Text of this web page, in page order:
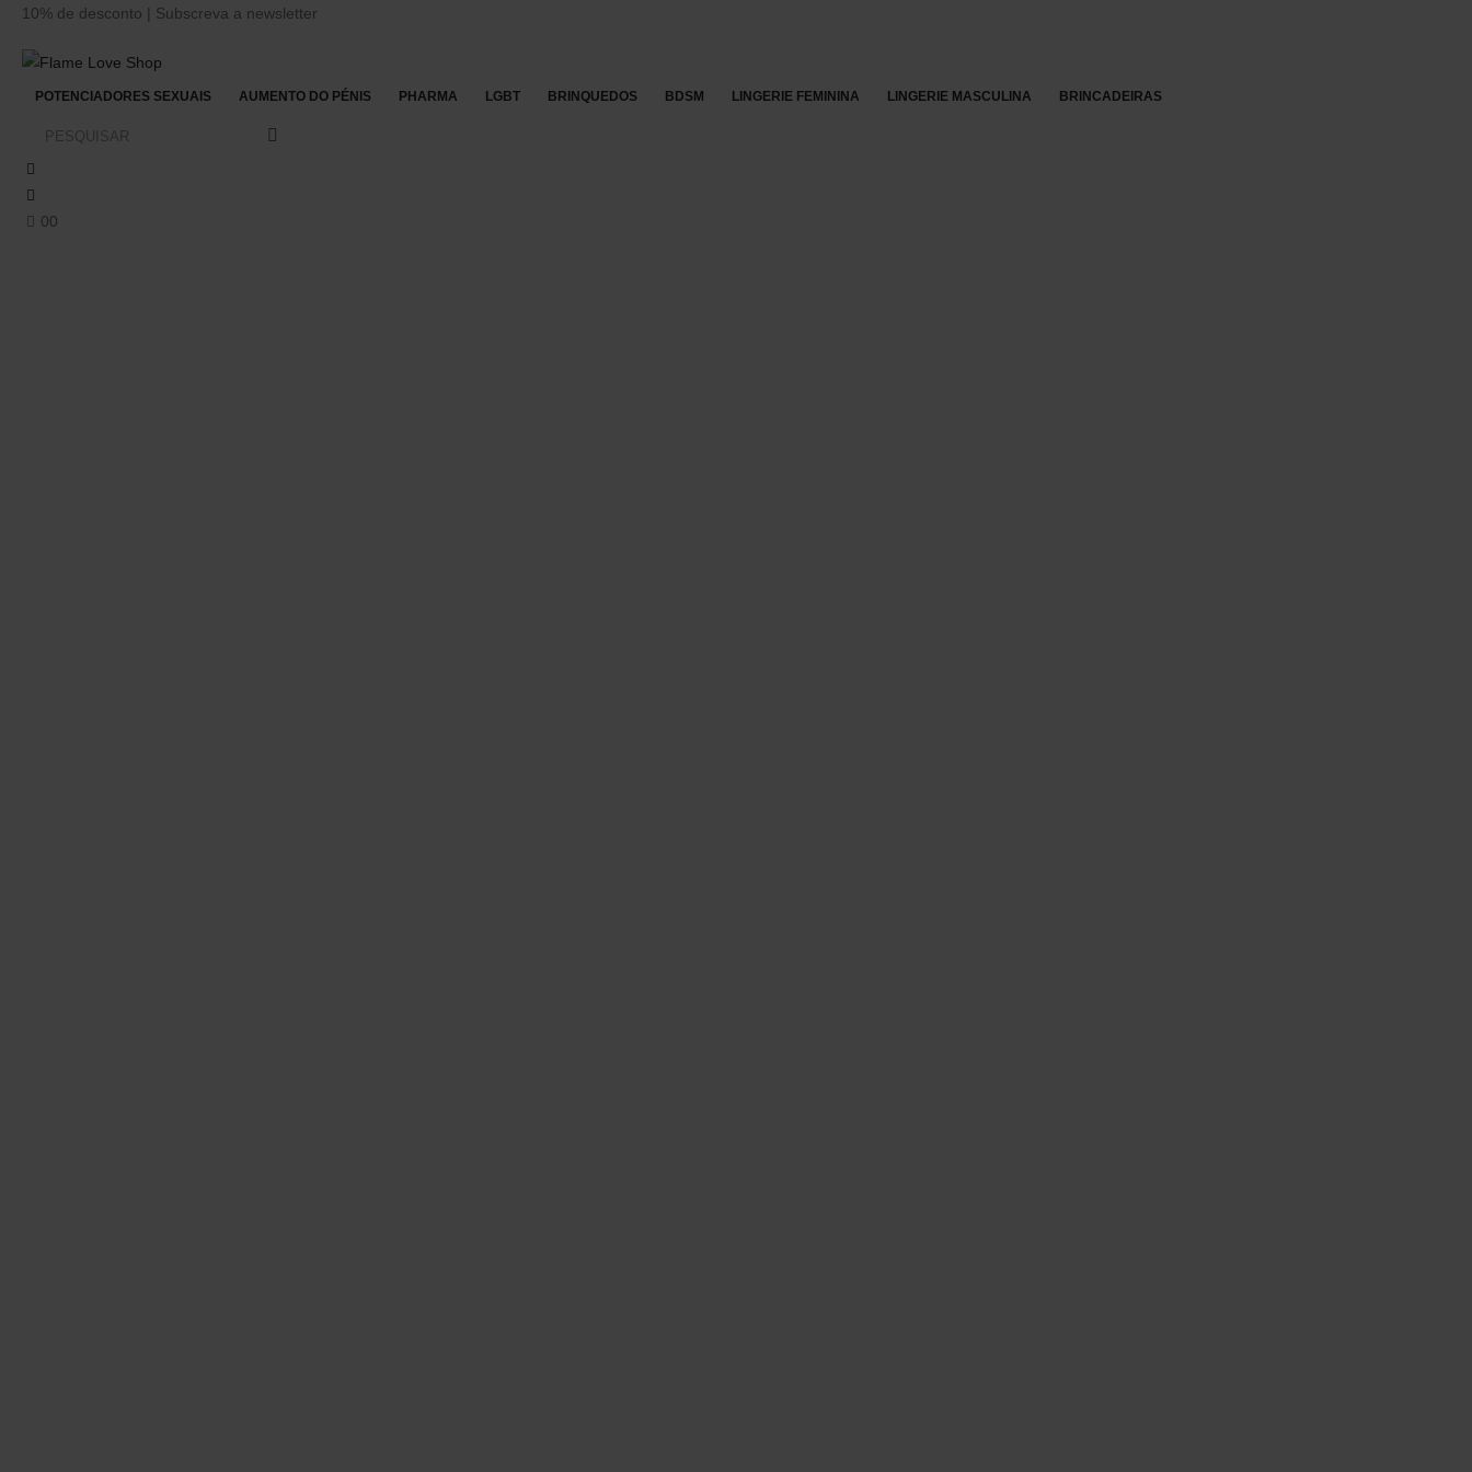
10% de desconto | Subscreva a newsletter
POTENCIADORES SEXUAIS AUMENTO DO PÉNIS PHARMA LGBT BRINQUEDOS BDSM LINGERIE FEMININA LINGERIE MASCULINA BRINCADEIRAS
00